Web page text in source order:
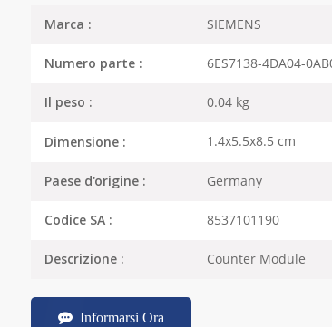
Marca : SIEMENS
Numero parte : 6ES7138-4DA04-
Il peso : 0.04 kg
Dimensione : 1.4x5.5x8.5 cm
Paese d'origine : Germany
Codice SA : 8537101190
Descrizione : Counter Module
Informarsi Ora